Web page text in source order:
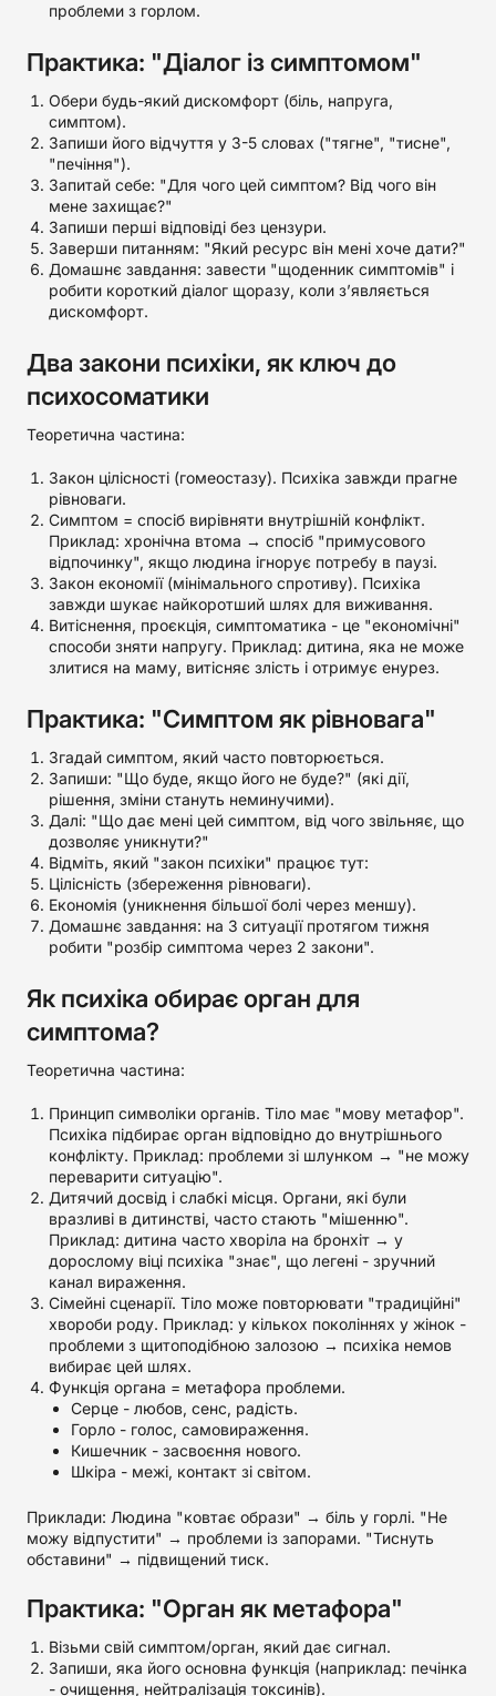
проблеми з горлом.
Практика: "Діалог із симптомом"
Обери будь-який дискомфорт (біль, напруга,
симптом).
Запиши його відчуття у 3-5 словах ("тягне", "тисне",
"печіння").
Запитай себе: "Для чого цей симптом? Від чого він
мене захищає?"
Запиши перші відповіді без цензури.
Заверши питанням: "Який ресурс він мені хоче дати?"
Домашнє завдання: завести "щоденник симптомів" і
робити короткий діалог щоразу, коли з’являється
дискомфорт.
Два закони психіки, як ключ до
психосоматики
Теоретична частина:
Закон цілісності (гомеостазу). Психіка завжди прагне
рівноваги.
Симптом = спосіб вирівняти внутрішній конфлікт.
Приклад: хронічна втома → спосіб "примусового
відпочинку", якщо людина ігнорує потребу в паузі.
Закон економії (мінімального спротиву). Психіка
завжди шукає найкоротший шлях для виживання.
Витіснення, проєкція, симптоматика - це "економічні"
способи зняти напругу. Приклад: дитина, яка не може
злитися на маму, витісняє злість і отримує енурез.
Практика: "Симптом як рівновага"
Згадай симптом, який часто повторюється.
Запиши: "Що буде, якщо його не буде?" (які дії,
рішення, зміни стануть неминучими).
Далі: "Що дає мені цей симптом, від чого звільняє, що
дозволяє уникнути?"
Відміть, який "закон психіки" працює тут:
Цілісність (збереження рівноваги).
Економія (уникнення більшої болі через меншу).
Домашнє завдання: на 3 ситуації протягом тижня
робити "розбір симптома через 2 закони".
Як психіка обирає орган для
симптома?
Теоретична частина:
Принцип символіки органів. Тіло має "мову метафор".
Психіка підбирає орган відповідно до внутрішнього
конфлікту. Приклад: проблеми зі шлунком → "не можу
переварити ситуацію".
Дитячий досвід і слабкі місця. Органи, які були
вразливі в дитинстві, часто стають "мішенню".
Приклад: дитина часто хворіла на бронхіт → у
дорослому віці психіка "знає", що легені - зручний
канал вираження.
Сімейні сценарії. Тіло може повторювати "традиційні"
хвороби роду. Приклад: у кількох поколіннях у жінок -
проблеми з щитоподібною залозою → психіка немов
вибирає цей шлях.
Функція органа = метафора проблеми.
Серце - любов, сенс, радість.
Горло - голос, самовираження.
Кишечник - засвоєння нового.
Шкіра - межі, контакт зі світом.
Приклади: Людина "ковтає образи" → біль у горлі. "Не
можу відпустити" → проблеми із запорами. "Тиснуть
обставини" → підвищений тиск.
Практика: "Орган як метафора"
Візьми свій симптом/орган, який дає сигнал.
Запиши, яка його основна функція (наприклад: печінка
- очищення, нейтралізація токсинів).